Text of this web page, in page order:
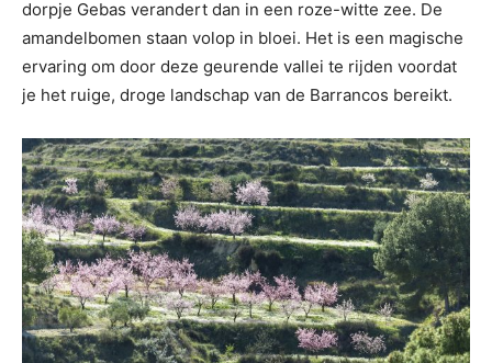
dorpje Gebas verandert dan in een roze-witte zee. De
amandelbomen staan volop in bloei. Het is een magische
ervaring om door deze geurende vallei te rijden voordat
je het ruige, droge landschap van de Barrancos bereikt.